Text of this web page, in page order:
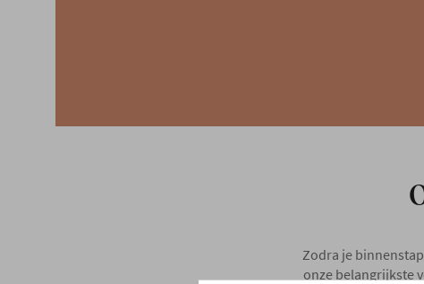
Zodra je
onze belangrijkste